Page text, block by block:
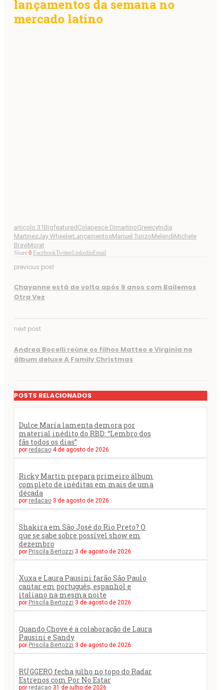
lançamentos da semana no
mercado latino
articolo 31 Bigfeatured Colapesce DimartinoGreeicyIndia
MartinezJay WheelerLançamentosManuel TurizoMelendiMichele
BraviMorat
Share 0 FacebookTwitterLinkedinEmail
previous post
Chayanne está de volta após 9 anos com Bailemos
Otra Vez
next post
Andrea Bocelli reúne os filhos Matteo e Virginia no
álbum deluxe A Family Christmas
POSTS RELACIONADOS
Dulce María lamenta demora por
material inédito do RBD: “Lembro dos
fãs todos os dias”
por redacao 4 de agosto de 2026
Ricky Martin prepara primeiro álbum
completo de inéditas em mais de uma
década
por redacao 3 de agosto de 2026
Shakira em São José do Rio Preto? O
que se sabe sobre possível show em
dezembro
por Priscila Bertozzi 3 de agosto de 2026
Xuxa e Laura Pausini farão São Paulo
cantar em português, espanhol e
italiano na mesma noite
por Priscila Bertozzi 3 de agosto de 2026
Quando Chove é a colaboração de Laura
Pausini e Sandy
por Priscila Bertozzi 3 de agosto de 2026
RUGGERO fecha julho no topo do Radar
Estrenos com Por No Estar
por redacao 31 de julho de 2026